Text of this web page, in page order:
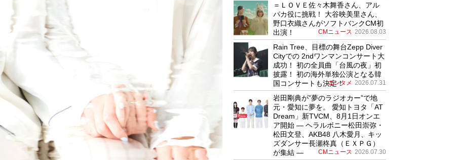
＝ＬＯＶＥ佐々木舞香さん、アル
パカ役に挑戦！ 大谷映美里さん、
野口衣織さんがソフトバンクCM初
出演！
CMニュース 2026.08.03
Rain Tree、目標の舞台Zepp Diver
Cityでの 2ndワンマンコンサート大
成功！ 初の全員曲「台風の夜」初
披露！ 初の海外単独公演となる韓
国コンサートも決定！
エンタメ 2026.07.31
岩田剛典が”夢のラジオカー”で地
元・愛知に夢を。 愛知トヨタ「AT
Dream」新TVCM、8月1日オンエ
ア開始 ― ヘラルボニー松田崇弥・
松田文登、AKB48 八木愛月、キッ
ズダンサー長瀬柊真（ＥＸＰＧ）
が集結 ―
CMニュース 2026.07.30